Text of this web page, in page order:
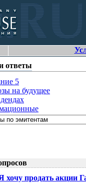
ответы
5
на будущее
хочу продать акции